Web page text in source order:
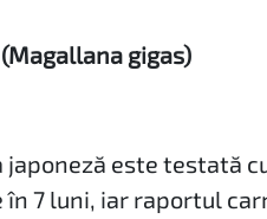
gigas)
japoneză este testată
în 7 luni, iar raportul